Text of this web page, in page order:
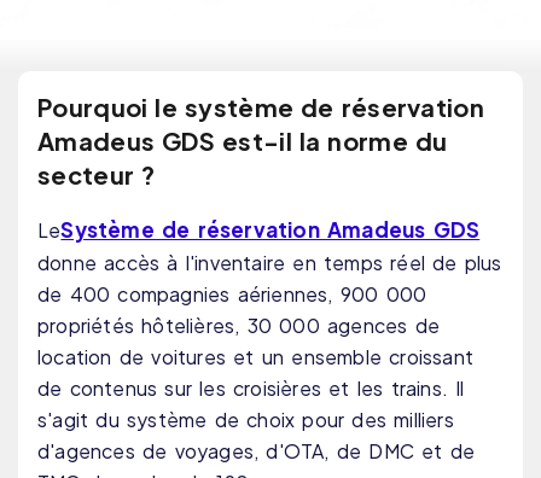
Pourquoi le système de réservation
Amadeus GDS est-il la norme du
secteur ?
LeSystème de réservation Amadeus GDS
donne accès à l'inventaire en temps réel de plus
de 400 compagnies aériennes, 900 000
propriétés hôtelières, 30 000 agences de
location de voitures et un ensemble croissant
de contenus sur les croisières et les trains. Il
s'agit du système de choix pour des milliers
d'agences de voyages, d'OTA, de DMC et de